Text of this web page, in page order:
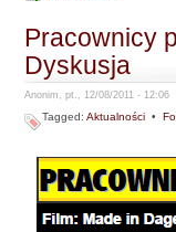
Pracownicy
Dyskusja
Anonim, pt., 12/08/2011 - 12:06
Tagged:Aktualności •